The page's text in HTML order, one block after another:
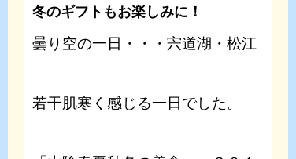
冬のギフトもお楽しみに！
曇り空の一日・・・宍道湖・松江
若干肌寒く感じる一日でした。